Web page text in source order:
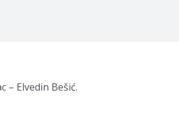
– Elvedin Bešić.